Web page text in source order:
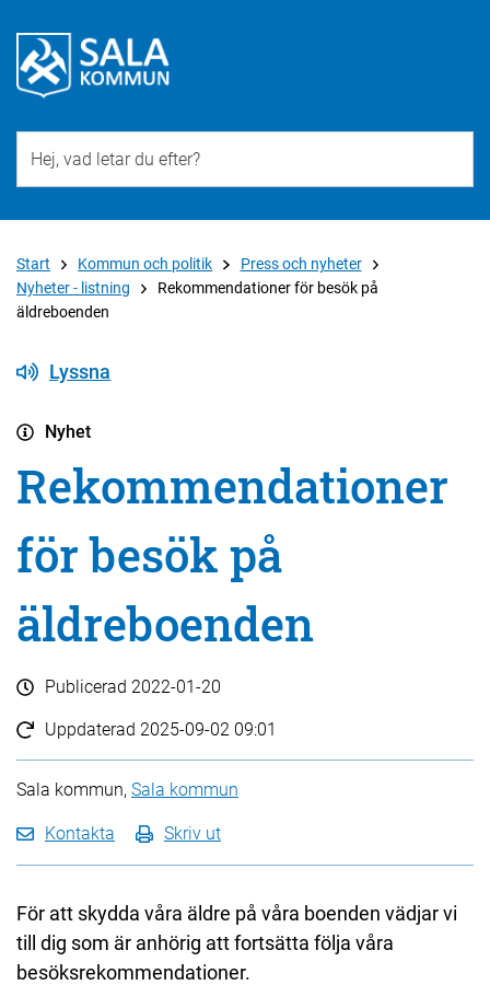
Start Kommun och politik
Press och nyheter
Nyheter - listning
Rekommendationer för besök på
äldreboenden
Lyssna
Nyhet
Rekommendationer
för besök på
äldreboenden
Publicerad 2022-01-20
Uppdaterad 2025-09-02 09:01
Sala kommun, Sala kommun
Kontakta Skriv ut
För att skydda våra äldre på våra boenden vädjar vi
till dig som är anhörig att fortsätta följa våra
besöksrekommendationer.